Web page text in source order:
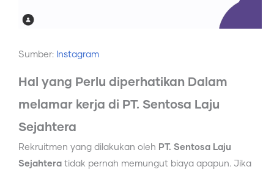
Sumber: Instagram
Hal yang Perlu diperhatikan Dalam
melamar kerja di PT. Sentosa Laju
Sejahtera
Rekruitmen yang dilakukan oleh PT. Sentosa Laju
Sejahtera tidak pernah memungut biaya apapun. Jika